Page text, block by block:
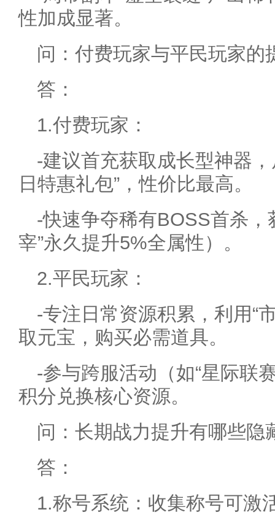
性加成显著。
问：付费玩家与平民玩家的
答：
1.付费玩家：
-建议首充获取成长型神器，
日特惠礼包”，性价比最高。
-快速争夺稀有BOSS首杀，
宰”永久提升5%全属性）。
2.平民玩家：
-专注日常资源积累，利用“
取元宝，购买必需道具。
-参与跨服活动（如“星际联
积分兑换核心资源。
问：长期战力提升有哪些隐
答：
1.称号系统：收集称号可激